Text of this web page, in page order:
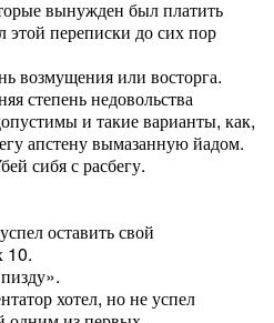
вынужден был платить
этой переписки до сих пор
возмущения или восторга.
степень недовольства
и такие варианты, как,
апстену вымазанную йадом.
сибя с расбегу.
оставить свой
10.
хотел, но не успел